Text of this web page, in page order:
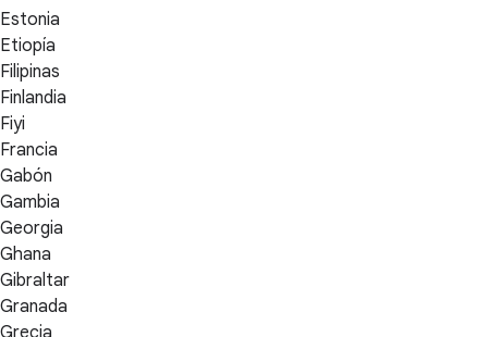
Estonia
Etiopía
Filipinas
Finlandia
Fiyi
Francia
Gabón
Gambia
Georgia
Ghana
Gibraltar
Granada
Grecia